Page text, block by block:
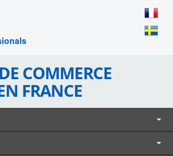
COMMERCE
FRANCE